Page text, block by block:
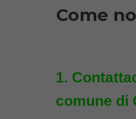
Come
comune di